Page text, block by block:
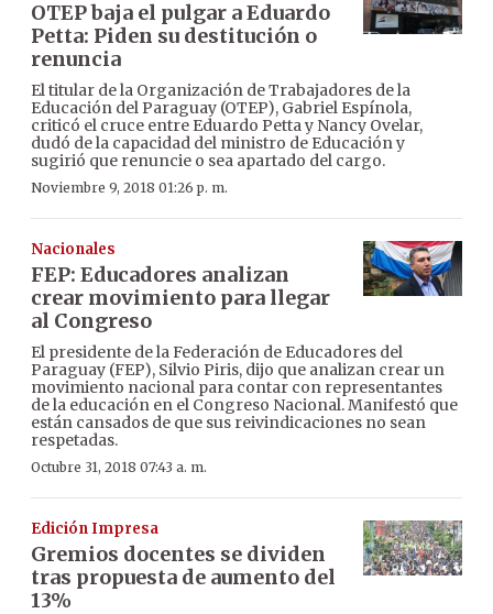
OTEP baja el pulgar a Eduardo
Petta: Piden su destitución o
renuncia
El titular de la Organización de Trabajadores de la
Educación del Paraguay (OTEP), Gabriel Espínola,
criticó el cruce entre Eduardo Petta y Nancy Ovelar,
dudó de la capacidad del ministro de Educación y
sugirió que renuncie o sea apartado del cargo.
Noviembre 9, 2018 01:26 p. m.
Nacionales
FEP: Educadores analizan
crear movimiento para llegar
al Congreso
El presidente de la Federación de Educadores del
Paraguay (FEP), Silvio Piris, dijo que analizan crear un
movimiento nacional para contar con representantes
de la educación en el Congreso Nacional. Manifestó que
están cansados de que sus reivindicaciones no sean
respetadas.
Octubre 31, 2018 07:43 a. m.
Edición Impresa
Gremios docentes se dividen
tras propuesta de aumento del
13%